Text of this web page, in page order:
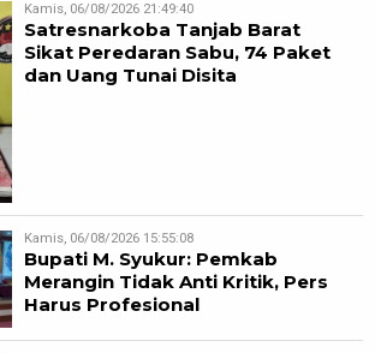
Kamis, 06/08/2026 21:49:40
Satresnarkoba Tanjab Barat
Sikat Peredaran Sabu, 74 Paket
dan Uang Tunai Disita
Kamis, 06/08/2026 15:55:08
Bupati M. Syukur: Pemkab
Merangin Tidak Anti Kritik, Pers
Harus Profesional